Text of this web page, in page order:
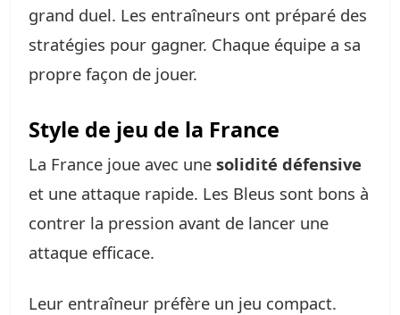
grand duel. Les entraîneurs ont préparé des
stratégies pour gagner. Chaque équipe a sa
propre façon de jouer.
Style de jeu de la France
La France joue avec une solidité défensive
et une attaque rapide. Les Bleus sont bons à
contrer la pression avant de lancer une
attaque efficace.
Leur entraîneur préfère un jeu compact.